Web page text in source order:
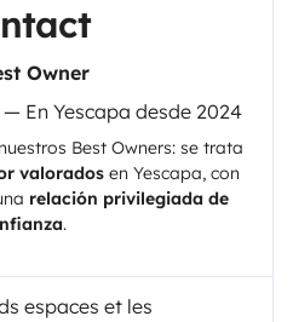
Owner
En Yescapa desde 2024
Best Owners: se trata
valorados en Yescapa, con
relación privilegiada de
.
espaces et les